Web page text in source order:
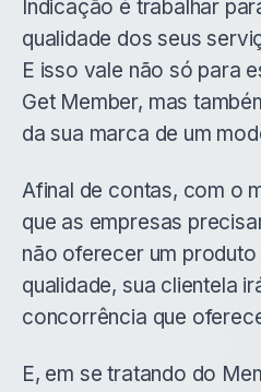
Indicação é trabalhar
qualidade dos seus
E isso vale não só para
Get Member, mas
da sua marca de um
Afinal de contas, com o
que as empresas
não oferecer um
qualidade, sua clientela
concorrência que
E, em se tratando do